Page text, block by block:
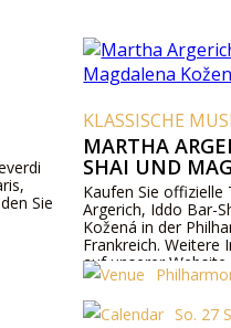
Sie
KLASSISCHE
MARTHA
SHAI UND
Kaufen Sie
Argerich, Iddo Bar-
Kožená in der
Frankreich. Weitere
auf unserer Website.
So. 27